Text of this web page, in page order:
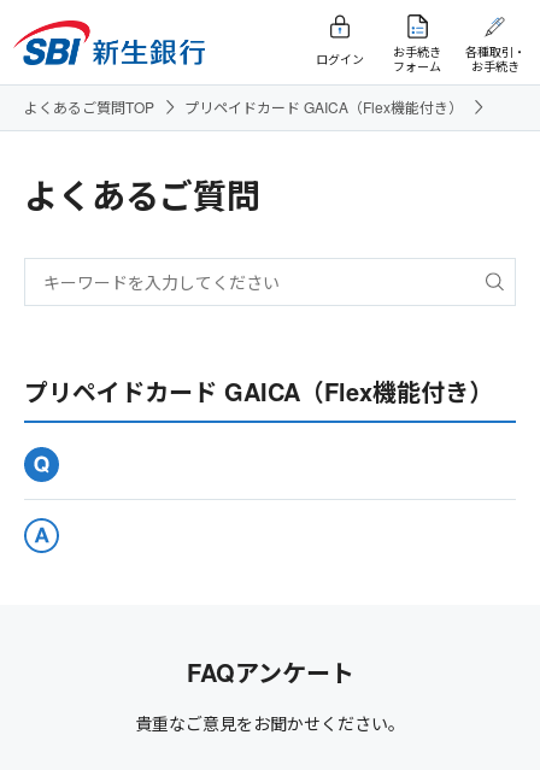
ログイン
お手続き
フォーム
各種取引・
お手続き
よくあるご質問TOP プリペイドカード GAICA（Flex機能付き）
よくあるご質問
プリペイドカード GAICA（Flex機能付き）
FAQアンケート
貴重なご意見をお聞かせください。